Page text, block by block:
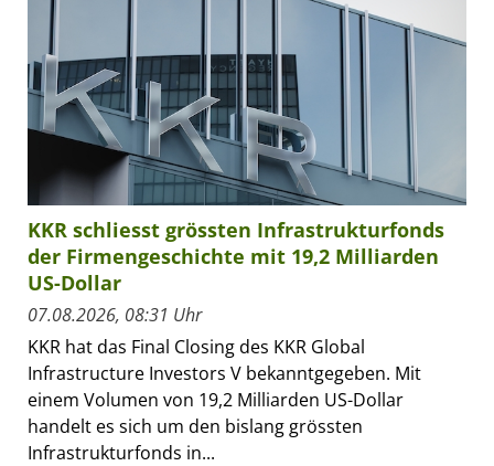
KKR schliesst grössten Infrastrukturfonds
der Firmengeschichte mit 19,2 Milliarden
US-Dollar
07.08.2026, 08:31 Uhr
KKR hat das Final Closing des KKR Global
Infrastructure Investors V bekanntgegeben. Mit
einem Volumen von 19,2 Milliarden US-Dollar
handelt es sich um den bislang grössten
Infrastrukturfonds in...